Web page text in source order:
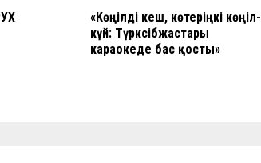
«Көңілді кеш, көтеріңкі көңіл-
күй: Түрксібжастары
караокеде бас қосты»